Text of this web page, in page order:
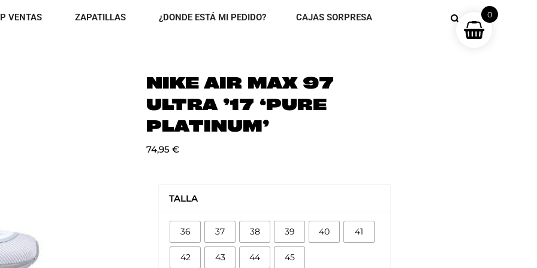
VENTAS OPEN TOP VENTAS
ZAPATILLAS OPEN ZAPATILLAS
¿DONDE ESTÁ MI PEDIDO? CAJAS SORPRESA
NIKE AIR MAX 97
ULTRA ’17 ‘PURE
PLATINUM’
74,95 €
TALLA
36 37 38 39 40 41
42 43 44 45
AIR
ULTRA
'PURE
0